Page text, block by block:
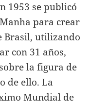
1953 se publicó
para crear
Brasil, utilizando
con 31 años,
la figura de
de ello. La
Mundial de